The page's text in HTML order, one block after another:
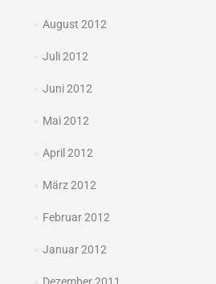
August 2012
Juli 2012
Juni 2012
Mai 2012
April 2012
März 2012
Februar 2012
Januar 2012